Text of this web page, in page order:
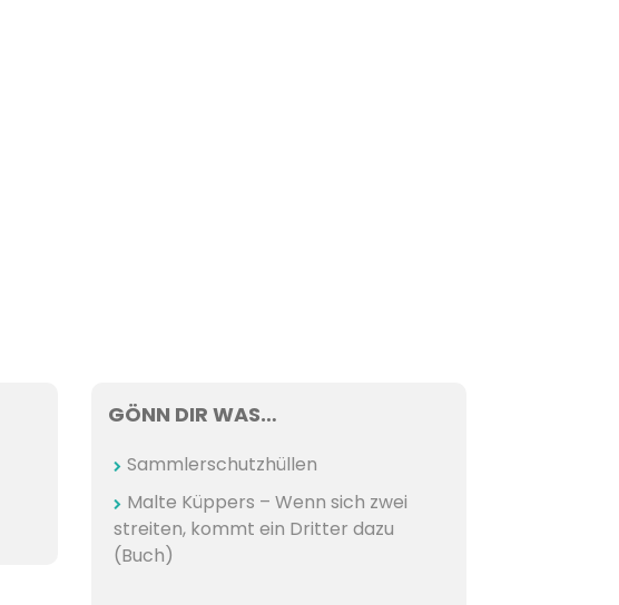
GÖNN DIR WAS…
Sammlerschutzhüllen
Malte Küppers – Wenn sich zwei
streiten, kommt ein Dritter dazu
(Buch)